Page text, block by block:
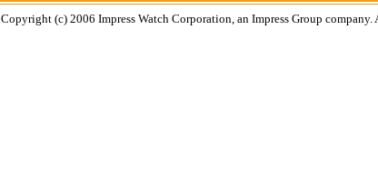
Copyright (c) 2006 Impress Watch Corporation, an Impress Group company.